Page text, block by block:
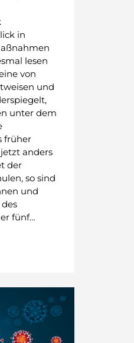
in
lesen
von
und
unter dem
früher
anders
der
so sind
und
fünf…